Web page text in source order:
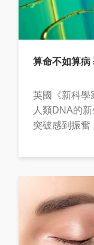
算命不如算病
英國《新科學
人類DNA的
突破感到振奮